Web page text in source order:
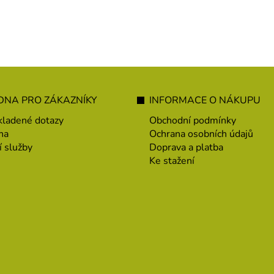
PRO ZÁKAZNÍKY
dotazy
služby
INFORMACE O NÁKUPU
Obchodní podmínky
Ochrana osobních údajů
Doprava a platba
Ke stažení